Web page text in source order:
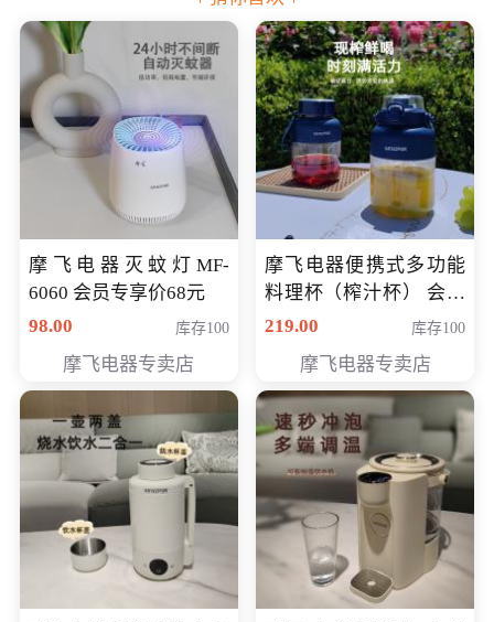
摩飞电器灭蚊灯MF-
6060 会员专享价68元
98.00
库存100
摩飞电器专卖店
摩飞电器便携式多功能
料理杯（榨汁杯） 会员
专享价118元
219.00 库存100
摩飞电器专卖店